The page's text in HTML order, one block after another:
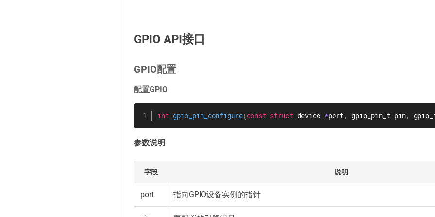
GPIO API接口
GPIO配置
配置GPIO
int gpio_pin_configure(const struct device *port, gpio_pin_t pin,
参数说明
字段 说明
port 指向GPIO设备实例的指针